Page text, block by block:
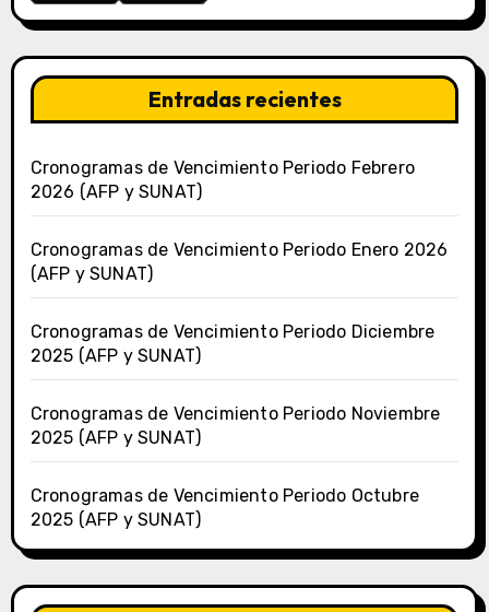
Entradas recientes
Cronogramas de Vencimiento Periodo Febrero
2026 (AFP y SUNAT)
Cronogramas de Vencimiento Periodo Enero 2026
(AFP y SUNAT)
Cronogramas de Vencimiento Periodo Diciembre
2025 (AFP y SUNAT)
Cronogramas de Vencimiento Periodo Noviembre
2025 (AFP y SUNAT)
Cronogramas de Vencimiento Periodo Octubre
2025 (AFP y SUNAT)